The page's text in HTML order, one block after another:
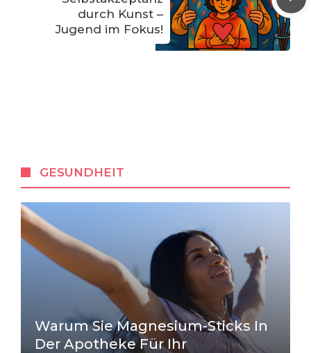
durch Kunst –
Jugend im Fokus!
GESUNDHEIT
Warum Sie Magnesium-Sticks In
Der Apotheke Für Ihr